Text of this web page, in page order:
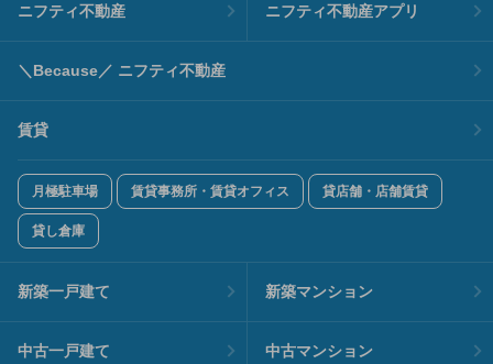
ニフティ不動産 ニフティ不動産アプリ
＼Because／ ニフティ不動産
賃貸
月極駐車場 賃貸事務所・賃貸オフィス 貸店舗・店舗賃貸
貸し倉庫
新築一戸建て 新築マンション
中古一戸建て 中古マンション